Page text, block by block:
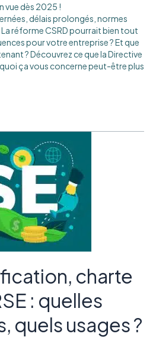
vue dès 2025 !
délais prolongés, normes
réforme CSRD pourrait bien tout
pour votre entreprise ? Et que
? Découvrez ce que la Directive
ça vous concerne peut-être plus
charte
: quelles
quels usages ?